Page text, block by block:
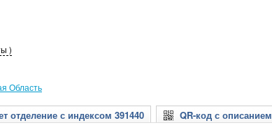
)
Область
отделение с индексом 391440 QR-код с описанием